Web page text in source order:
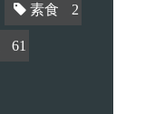
素食 2
61